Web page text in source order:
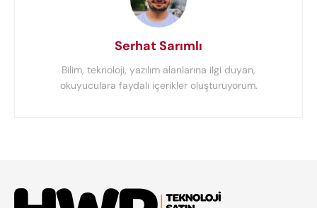
Serhat Sarımlı
Bilim, teknoloji, yazılım alanlarına ilgi duyan,
okuyuculara faydalı içerikler oluşturuyorum.